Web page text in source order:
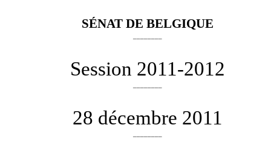
SÉNAT DE BELGIQUE
Session 2011-2012
28 décembre 2011